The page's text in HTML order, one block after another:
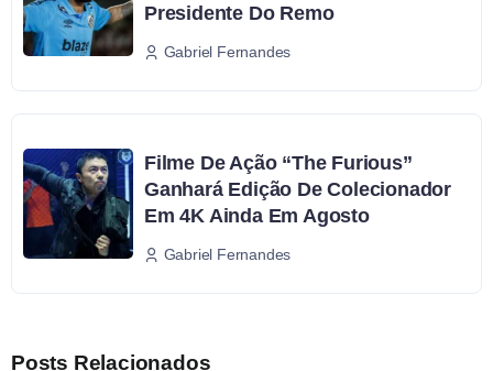
Presidente Do Remo
Gabriel Fernandes
Filme De Ação “The Furious”
Ganhará Edição De Colecionador
Em 4K Ainda Em Agosto
Gabriel Fernandes
Posts Relacionados